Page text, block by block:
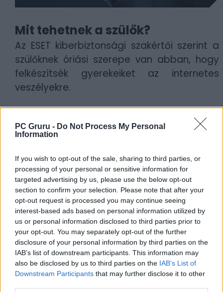
PC Gruru - Do Not Process My Personal
Information
If you wish to opt-out of the sale, sharing to third parties, or
processing of your personal or sensitive information for
targeted advertising by us, please use the below opt-out
section to confirm your selection. Please note that after your
opt-out request is processed you may continue seeing
interest-based ads based on personal information utilized by
us or personal information disclosed to third parties prior to
your opt-out. You may separately opt-out of the further
disclosure of your personal information by third parties on the
IAB’s list of downstream participants. This information may
also be disclosed by us to third parties on the IAB’s List of
Downstream Participants that may further disclose it to other
Mit tehetnek a szülők?
Az ESET kiberbiztonsági szakértői szerint a
szülőknek óriási szerepe van abban, hogy
felkészítsék gyerekeiket az internetes
veszélyekre.
Tanítsuk meg őket, hogy ne osszanak meg
beazonosítható személyes adatokat , és ne
használjanak a valódi nevükre utaló
Válasszanak mindenhol erős, egyedi
jelszavakat, sőt még inkább
jelmondatokat , lehetőleg kétfaktoros
hitelesítéssel védve, amelyeket jelszószéfben
tárolnak.
Óvják a bankkártyaadataikat, az
interneten használjanak olyan virtuális kártyát
korlátozott költési limittel, amin nincs rajta a
teljes zsebpénzük, ösztöndíjuk és nyári
keresetük.
Védjék a webkamerájukat– amikor nem